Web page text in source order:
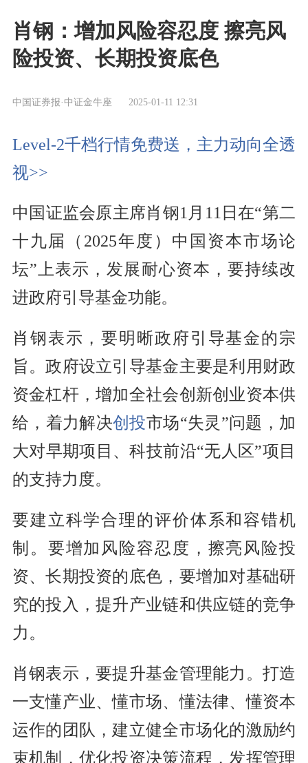
肖钢：增加风险容忍度 擦亮风
险投资、长期投资底色
中国证券报·中证金牛座 2025-01-11 12:31
Level-2千档行情免费送，主力动向全透
视>>
中国证监会原主席肖钢1月11日在“第二
十九届（2025年度）中国资本市场论
坛”上表示，发展耐心资本，要持续改
进政府引导基金功能。
肖钢表示，要明晰政府引导基金的宗
旨。政府设立引导基金主要是利用财政
资金杠杆，增加全社会创新创业资本供
给，着力解决创投市场“失灵”问题，加
大对早期项目、科技前沿“无人区”项目
的支持力度。
要建立科学合理的评价体系和容错机
制。要增加风险容忍度，擦亮风险投
资、长期投资的底色，要增加对基础研
究的投入，提升产业链和供应链的竞争
力。
肖钢表示，要提升基金管理能力。打造
一支懂产业、懂市场、懂法律、懂资本
运作的团队，建立健全市场化的激励约
束机制，优化投资决策流程，发挥管理